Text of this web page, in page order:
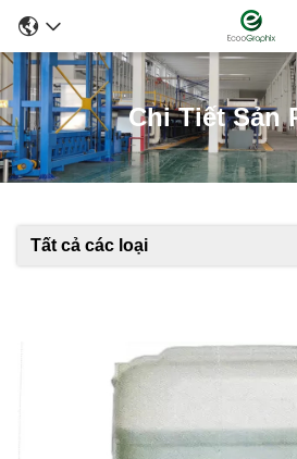
Chi Tiết Sản
Tất cả các loại